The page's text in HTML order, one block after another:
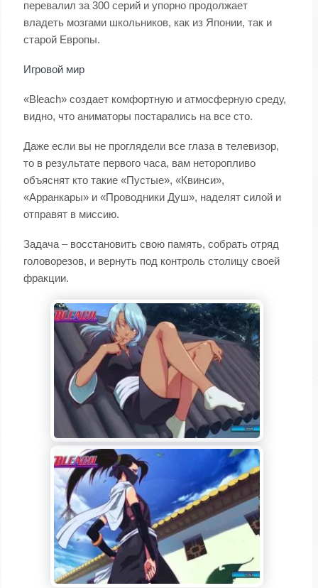
перевалил за 300 серий и упорно продолжает
владеть мозгами школьников, как из Японии, так и
старой Европы.
Игровой мир
«Bleach» создает комфортную и атмосферную среду,
видно, что аниматоры постарались на все сто.
Даже если вы не проглядели все глаза в телевизор,
то в результате первого часа, вам неторопливо
объяснят кто такие «Пустые», «Квинси»,
«Арранкары» и «Проводники Душ», наделят силой и
отправят в миссию.
Задача – восстановить свою память, собрать отряд
головорезов, и вернуть под контроль столицу своей
фракции.